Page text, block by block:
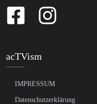
acTVism
IMPRESSUM
Datenschutzerklärung